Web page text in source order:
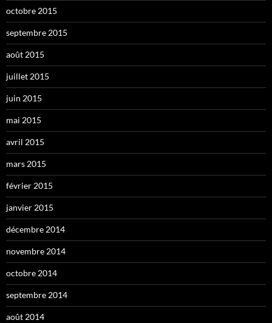
octobre 2015
septembre 2015
août 2015
juillet 2015
juin 2015
mai 2015
avril 2015
mars 2015
février 2015
janvier 2015
décembre 2014
novembre 2014
octobre 2014
septembre 2014
août 2014